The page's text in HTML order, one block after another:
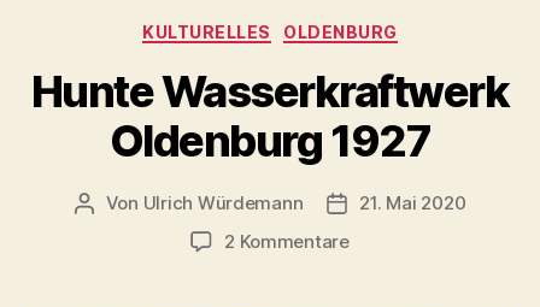
Kategorien
KULTURELLES OLDENBURG
Hunte Wasserkraftwerk
Oldenburg 1927
Beitragsautor
Von Ulrich Würdemann Beitragsdatum
21. Mai 2020
2 Kommentarezu